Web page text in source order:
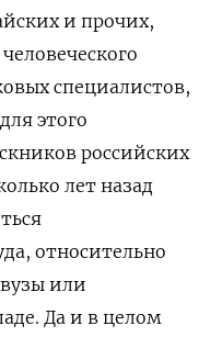
и прочих,
специалистов,
этого
российских
лет назад
относительно
или
Да и в целом